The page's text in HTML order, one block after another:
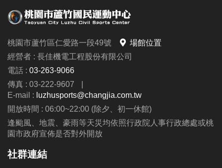
桃園市蘆竹區仁愛路一段49號
場館位置
經營者 : 長佳機電工程股份有限公司
電話 : 03-263-9066
傳真 : 03-222-9607
|
E-mail : luzhusports@changjia.com.tw
開放時間 : 06:00~22:00 (除夕、初一休館)
逢颱風、地震、豪雨等天災均依照行政院人事行政總處或桃
園市政府宣佈是否對外開放
社群連結